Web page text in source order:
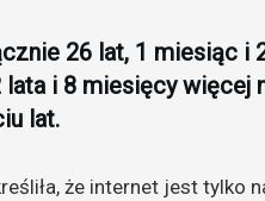
26 lat, 1 miesiąc i
i 8 miesięcy więcej
lat.
że internet jest tylko